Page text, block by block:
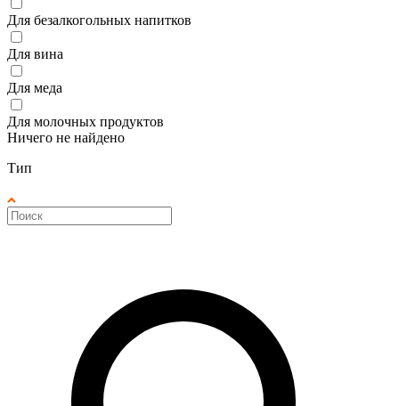
Для безалкогольных напитков
Для вина
Для меда
Для молочных продуктов
Ничего не найдено
Тип